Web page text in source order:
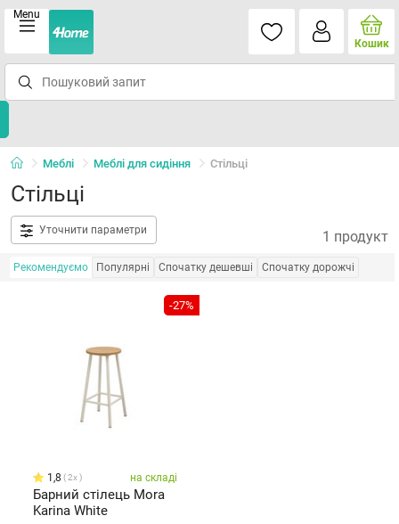
Menu
Кошик
Меблі Меблі для сидіння Стільці
Стільці
Уточнити параметри 1 продукт
Рекомендуємо Популярні Спочатку дешевші Спочатку дорожчі
-27%
1,8 2x на складі
Барний стілець Mora
Karina White